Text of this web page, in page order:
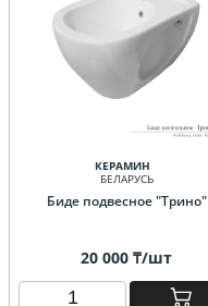
КЕРАМИН
БЕЛАРУСЬ
Биде подвесное "Трино"
20 000 ₸/шт